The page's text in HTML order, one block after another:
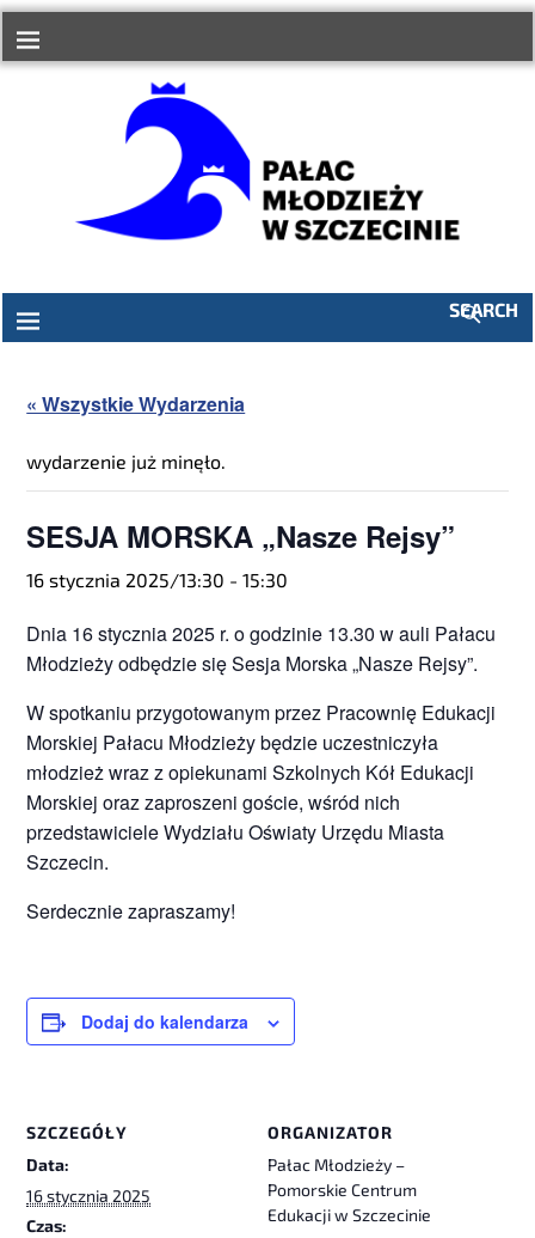
SEARCH
« Wszystkie Wydarzenia
wydarzenie już minęło.
SESJA MORSKA „Nasze Rejsy”
16 stycznia 2025/13:30 -15:30
Dnia 16 stycznia 2025 r. o godzinie 13.30 w auli Pałacu
Młodzieży odbędzie się Sesja Morska „Nasze Rejsy”.
W spotkaniu przygotowanym przez Pracownię Edukacji
Morskiej Pałacu Młodzieży będzie uczestniczyła
młodzież wraz z opiekunami Szkolnych Kół Edukacji
Morskiej oraz zaproszeni goście, wśród nich
przedstawiciele Wydziału Oświaty Urzędu Miasta
Szczecin.
Serdecznie zapraszamy!
Dodaj do kalendarza
SZCZEGÓŁY
Data:
16 stycznia 2025
Czas:
ORGANIZATOR
Pałac Młodzieży –
Pomorskie Centrum
Edukacji w Szczecinie